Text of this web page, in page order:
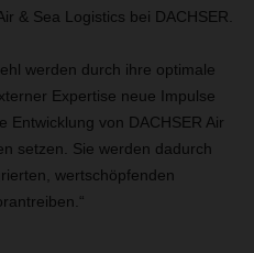
& Sea Logistics bei DACHSER.
werden durch ihre optimale
Expertise neue Impulse
Entwicklung von DACHSER Air
setzen. Sie werden dadurch
wertschöpfenden